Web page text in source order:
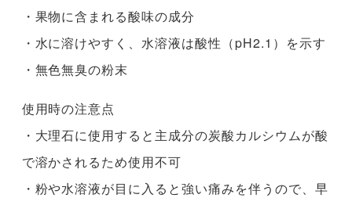
・果物に含まれる酸味の成分
・水に溶けやすく、水溶液は酸性（pH2.1）を示す
・無色無臭の粉末
使用時の注意点
・大理石に使用すると主成分の炭酸カルシウムが酸
で溶かされるため使用不可
・粉や水溶液が目に入ると強い痛みを伴うので、早